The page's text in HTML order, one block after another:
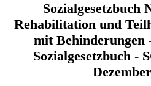
Sozialgesetzbuch
Rehabilitation und
mit Behinderungen
Sozialgesetzbuch -